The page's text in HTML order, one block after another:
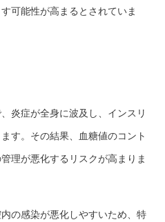
可能性が高まるとされていま
炎症が全身に波及し、インスリ
す。その結果、血糖値のコント
理が悪化するリスクが高まりま
の感染が悪化しやすいため、特